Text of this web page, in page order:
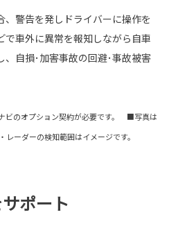
、警告を発しドライバーに操作を
車外に異常を報知しながら自車
自損･加害事故の回避･事故被害
ビのオプション契約が必要です。 ■写真は
ーダーの検知範囲はイメージです。
ポート